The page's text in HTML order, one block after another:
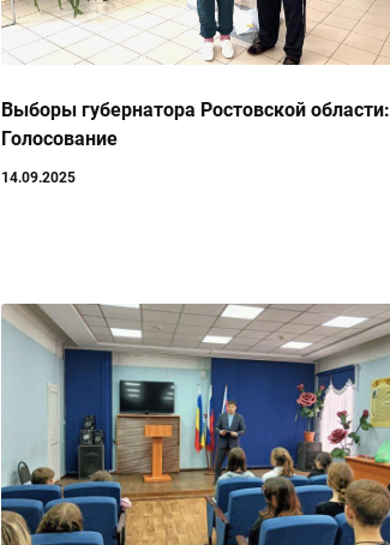
Выборы губернатора Ростовской области:
Голосование
14.09.2025